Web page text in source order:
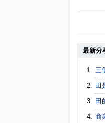
最新分
三
田
田
商